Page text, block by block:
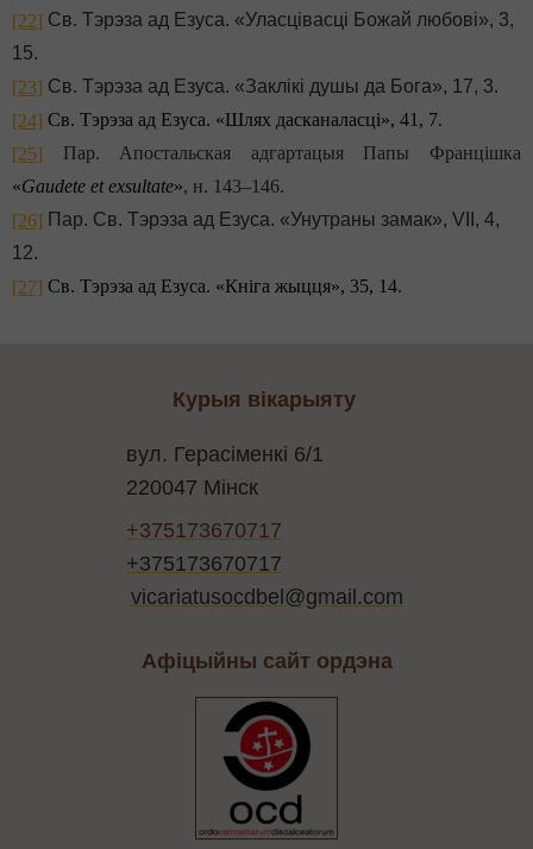
[22] Св. Тэрэза ад Езуса. «Уласцівасці Божай любові», 3,
15.
[23] Св. Тэрэза ад Езуса. «Заклікі душы да Бога», 17, 3.
[24] Св. Тэрэза ад Езуса. «Шлях дасканаласці», 41, 7.
[25] Пар. Апостальская адгартацыя Папы Францішка
«Gaudete et exsultate», н. 143–146.
[26] Пар. Св. Тэрэза ад Езуса. «Унутраны замак», V ІІ, 4,
12.
[27] Св. Тэрэза ад Езуса. «Кніга жыцця», 35, 14.
вул. Герасіменкі 6/1
220047 Мінск
Афіцыйны сайт ордэна
+375173670717
+375173670717
vicariatusocdbel@gmail.com
Курыя вікарыяту